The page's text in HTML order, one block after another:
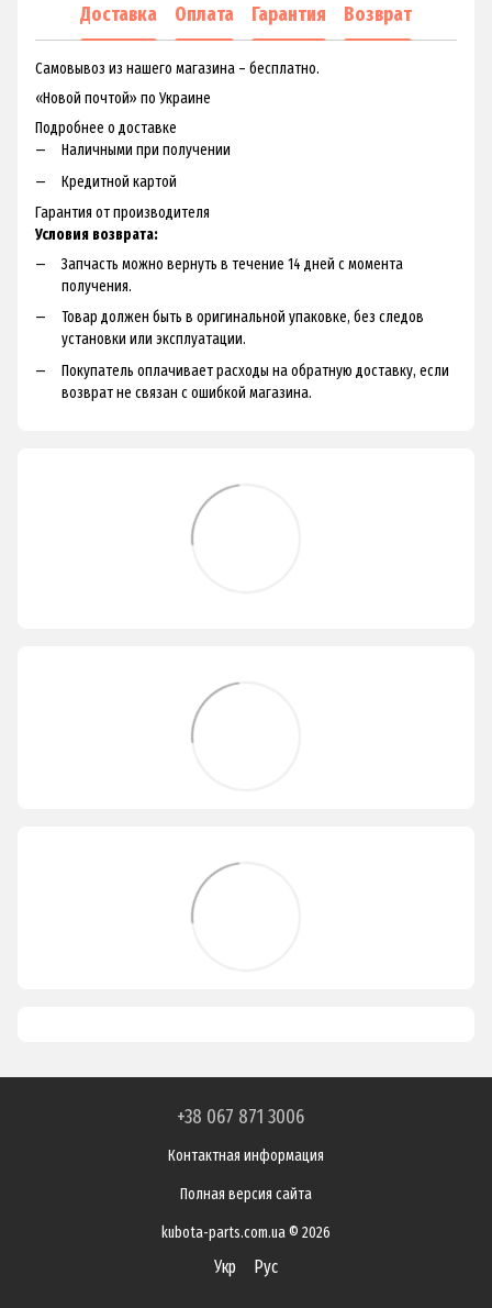
Доставка Оплата Гарантия Возврат
Самовывоз из нашего магазина – бесплатно.
«Новой почтой» по Украине
Подробнее о доставке
Наличными при получении
Кредитной картой
Гарантия от производителя
Условия возврата:
Запчасть можно вернуть в течение 14 дней с момента
получения.
Товар должен быть в оригинальной упаковке, без следов
установки или эксплуатации.
Покупатель оплачивает расходы на обратную доставку, если
возврат не связан с ошибкой магазина.
+38 067 871 3006
Контактная информация
Полная версия сайта
kubota-parts.com.ua © 2026
Укр Рус